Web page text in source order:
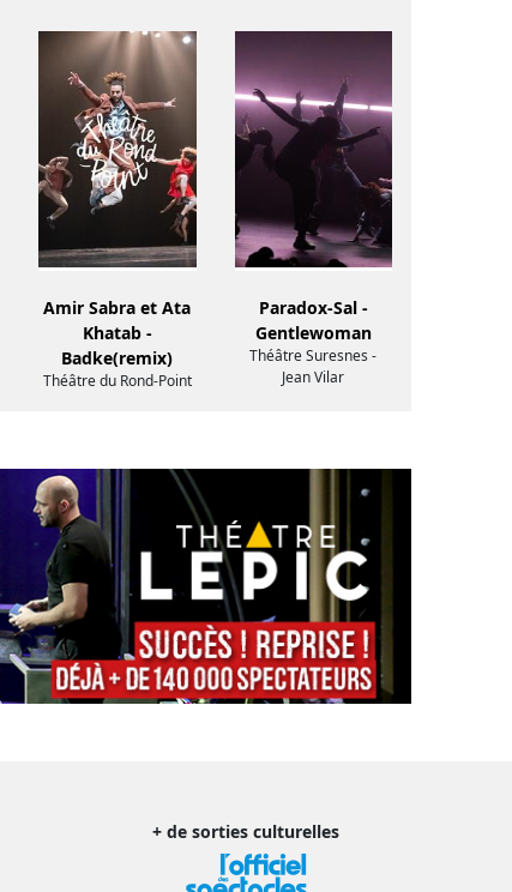
Amir Sabra et Ata
Khatab -
Badke(remix)
Théâtre du Rond-Point
Paradox-Sal -
Gentlewoman
Théâtre Suresnes -
Jean Vilar
+ de sorties culturelles